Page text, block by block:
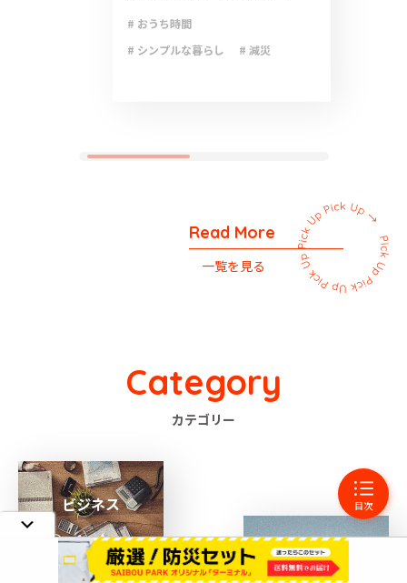
目次
# おうち時間
# シンプルな暮らし
# 減災
Read More
一覧を見る
Category
カテゴリー
ビジネス
テクノロジー